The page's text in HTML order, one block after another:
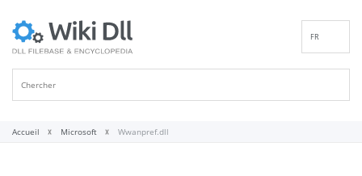
FR
Accueil Microsoft Wwanpref.dll